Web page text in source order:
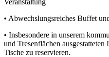
• Abwechslungsreiches Buffet
• Insbesondere in unserem
und Tresenflächen
Tische zu reservieren.